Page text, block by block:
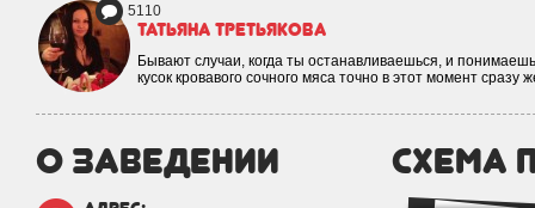
5110
Татьяна Третьякова
Бывают случаи, когда ты останавливаешься, и
кусок кровавого сочного мяса точно в этот момент сразу
о заведении схема